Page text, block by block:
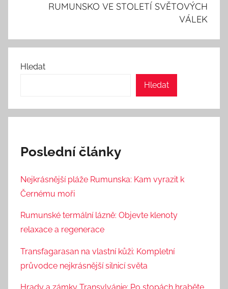
RUMUNSKO VE STOLETÍ SVĚTOVÝCH
VÁLEK
Hledat
Hledat
Poslední články
Nejkrásnější pláže Rumunska: Kam vyrazit k
Černému moři
Rumunské termální lázně: Objevte klenoty
relaxace a regenerace
Transfagarasan na vlastní kůži: Kompletní
průvodce nejkrásnější silnicí světa